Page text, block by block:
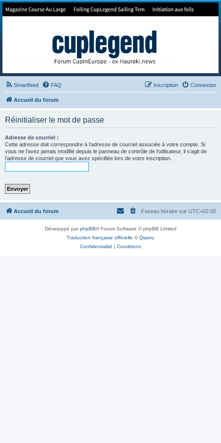
Forum de Cup In Europe
Smartfeed FAQ Connexion
Inscription
Accueil du forum
Réinitialiser le mot de passe
Adresse de courriel :
Cette adresse doit correspondre à l’adresse de courriel associée à votre compte. Si
vous ne l’avez jamais modifié depuis le panneau de contrôle de l’utilisateur, il s’agit de
l’adresse de courriel que vous avez spécifiée lors de votre inscription.
Accueil du forum Fuseau horaire sur UTC+02:00
Développé parphpBB® Forum Software © phpBB Limited
Traduction française officielle ©Qiaeru
Confidentialité
Conditions